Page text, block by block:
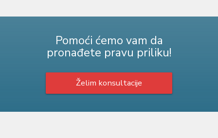
Pomoći ćemo vam da
pronađete pravu priliku!
Želim konsultacije